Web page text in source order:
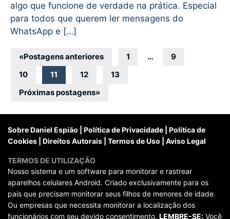
algo que funcione de verdade na prática. Especial
para todos que querem ler mensagens do
WhatsApp e […]
Navegação
por
posts
«Postagens anteriores 1 …
9
10
11 12
13
Próximas postagens»
Sobre Daniel Espião Política de Privacidade
Política de
Cookies
Direitos Autorais Termos de Uso Aviso Legal
TERMOS DE UTILIZAÇÃO
Nosso sistema e um software para monitorar e rastrear
aparelhos celulares Android. Criado exclusivamente para os
pais que precisam monitorar seus filhos de menores de idade.
Ou empresas que necessita monitorar a localização dos
funcionários com seu devido consentimento. LEMBRE-SE: Você